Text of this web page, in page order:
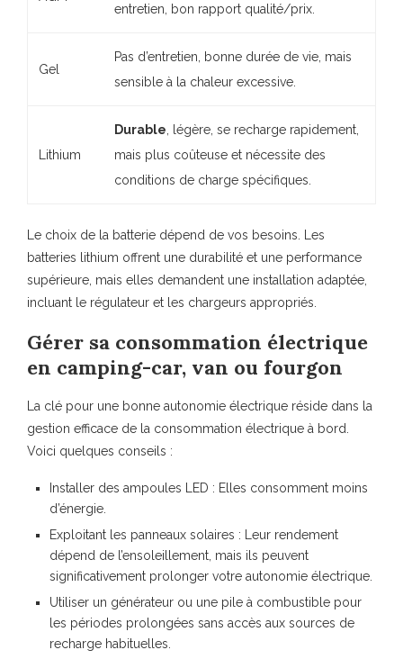
entretien, bon rapport qualité/prix.
Gel
Pas d’entretien, bonne durée de vie, mais
sensible à la chaleur excessive.
Lithium
Durable , légère, se recharge rapidement,
mais plus coûteuse et nécessite des
conditions de charge spécifiques.
Le choix de la batterie dépend de vos besoins.
Les
batteries lithium offrent une durabilité et une performance
supérieure, mais elles demandent une installation adaptée,
incluant le régulateur et les chargeurs appropriés.
Gérer sa consommation électrique
en camping-car, van ou fourgon
La clé pour une bonne autonomie électrique réside dans la
gestion efficace de la consommation électrique à bord.
Voici quelques conseils :
Installer des ampoules LED : Elles consomment moins
d’énergie.
Exploitant les panneaux solaires : Leur rendement
dépend de l’ensoleillement, mais ils peuvent
significativement prolonger votre autonomie électrique.
Utiliser un générateur ou une pile à combustible pour
les périodes prolongées sans accès aux sources de
recharge habituelles.